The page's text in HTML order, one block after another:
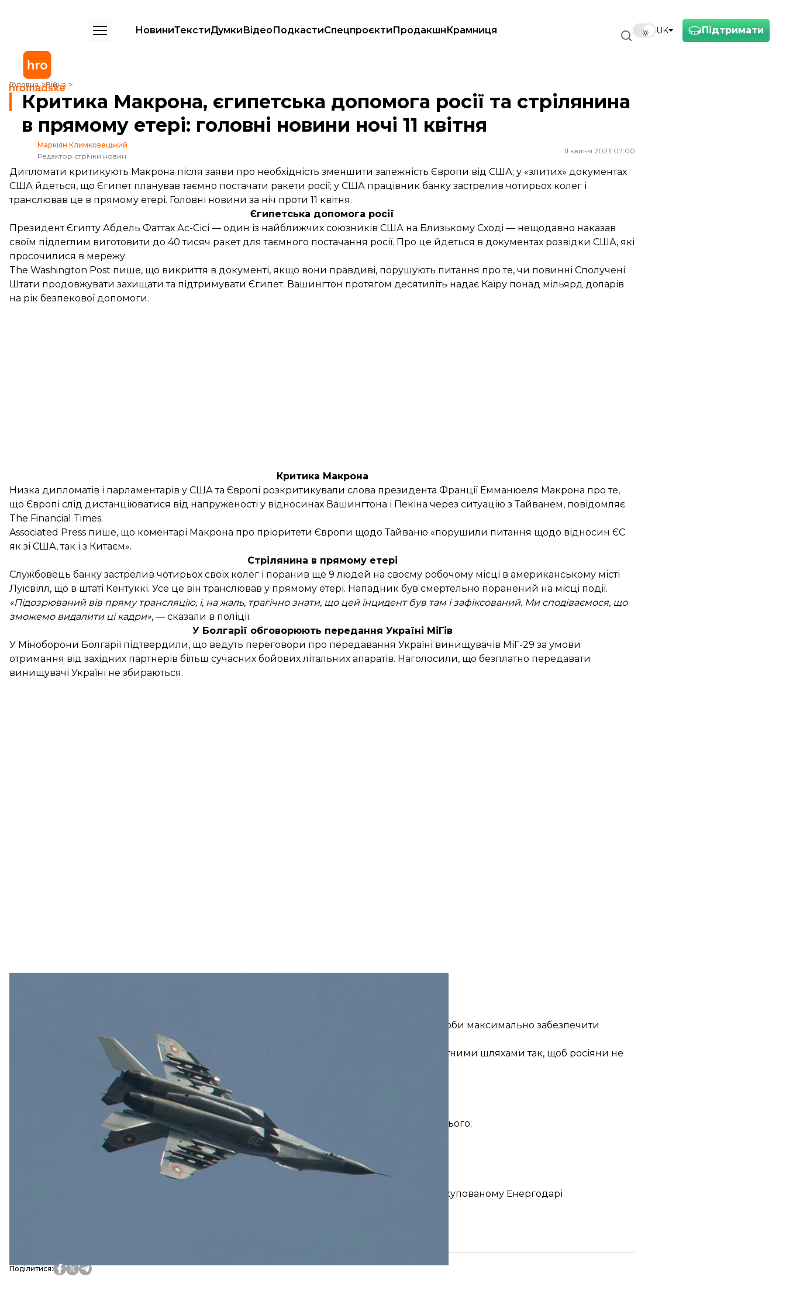
Підтримати
UK
НовиниТекстиДумкиВідеоПодкастиСпецпроєктиПродакшнКрамниця
Головна Війна
Критика Макрона, єгипетська допомога росії та стрілянина в прямому етері: головні новини ночі 11 квітня
Критика Макрона, єгипетська допомога росії та стрілянина
в прямому етері: головні новини ночі 11 квітня
Маркіян Климковецький
Редактор стрічки новин
11 квітня 2023 07:00
Дипломати критикують Макрона після заяви про необхідність зменшити залежність Європи від США; у «злитих» документах
США йдеться, що Єгипет планував таємно постачати ракети росії; у США працівник банку застрелив чотирьох колег і
транслював це в прямому етері. Головні новини за ніч проти 11 квітня.
Єгипетська допомога росії
Президент Єгипту Абдель Фаттах Ас-Сісі — один із найближчих союзників США на Близькому Сході — нещодавно наказав
своїм підлеглим виготовити до 40 тисяч ракет для таємного постачання росії. Про це йдеться в документах розвідки США, які
просочилися в мережу.
The Washington Post пише, що викриття в документі, якщо вони правдиві, порушують питання про те, чи повинні Сполучені
Штати продовжувати захищати та підтримувати Єгипет. Вашингтон протягом десятиліть надає Каїру понад мільярд доларів
на рік безпекової допомоги.
Критика Макрона
Низка дипломатів і парламентарів у США та Європі розкритикували слова президента Франції Емманюеля Макрона про те,
що Європі слід дистанціюватися від напруженості у відносинах Вашингтона і Пекіна через ситуацію з Тайванем, повідомляє
The Financial Times.
Associated Press пише, що коментарі Макрона про пріоритети Європи щодо Тайваню «порушили питання щодо відносин ЄС
як зі США, так і з Китаєм».
Стрілянина в прямому етері
Службовець банку застрелив чотирьох своїх колег і поранив ще 9 людей на своєму робочому місці в американському місті
Луїсвілл, що в штаті Кентуккі. Усе це він транслював у прямому етері. Нападник був смертельно поранений на місці події.
«Підозрюваний вів пряму трансляцію, і, на жаль, трагічно знати, що цей інцидент був там і зафіксований. Ми сподіваємося, що
зможемо видалити ці кадри», — сказали в поліції.
У Болгарії обговорюють передання Україні МіГів
У Міноборони Болгарії підтвердили, що ведуть переговори про передавання Україні винищувачів МіГ-29 за умови
отримання від західних партнерів більш сучасних бойових літальних апаратів. Наголосили, що безплатно передавати
винищувачі Україні не збираються.
для того, щоби максимально забезпечити
відстань, недосяжну для українських засобів ураження, заявили в ОК «Південь».
Водночас українські захисники намагаються тримати вогневий контроль над транспортними шляхами так, щоб росіяни не
могли ними скористатись, навіть для відступу на таку велику відстань.
надати Україні гаубиці Ceasar у травні, а перші танки Leopard 1 — до літа;
затвердили
склад Антикорупційної ради. До неї ввійшли 15 членів;
росію звільнити затриманого журналіста WSJ та вимагають доступу до нього;
2022 року в Україні перейменували майже 10 тисяч топонімів та знесли 145 пам'ятників;
здійснили 9 обстрілів
Сумщини, під вогнем опинилися п'ять громад;
щонайменше 5 тисяч фахівців для розмінування своїх територій.
«Батько був у комі, ми їхали прощатися»: історія родини, яка прожила півтора місяця в окупованому Енергодарі
Поділитися: